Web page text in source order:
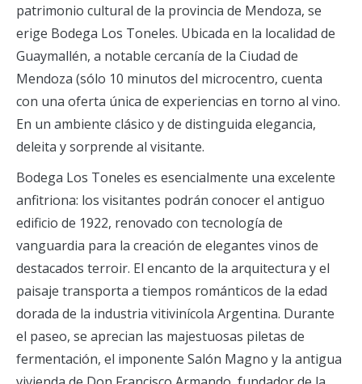
patrimonio cultural de la provincia de Mendoza, se
erige Bodega Los Toneles. Ubicada en la localidad de
Guaymallén, a notable cercanía de la Ciudad de
Mendoza (sólo 10 minutos del microcentro, cuenta
con una oferta única de experiencias en torno al vino.
En un ambiente clásico y de distinguida elegancia,
deleita y sorprende al visitante.
Bodega Los Toneles es esencialmente una excelente
anfitriona: los visitantes podrán conocer el antiguo
edificio de 1922, renovado con tecnología de
vanguardia para la creación de elegantes vinos de
destacados terroir. El encanto de la arquitectura y el
paisaje transporta a tiempos románticos de la edad
dorada de la industria vitivinícola Argentina. Durante
el paseo, se aprecian las majestuosas piletas de
fermentación, el imponente Salón Magno y la antigua